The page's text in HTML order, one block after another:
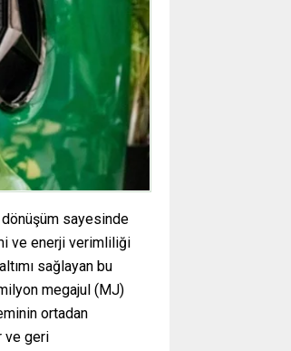
sayesinde
ve enerji verimliliği
sağlayan bu
megajul (MJ)
ortadan
ve geri